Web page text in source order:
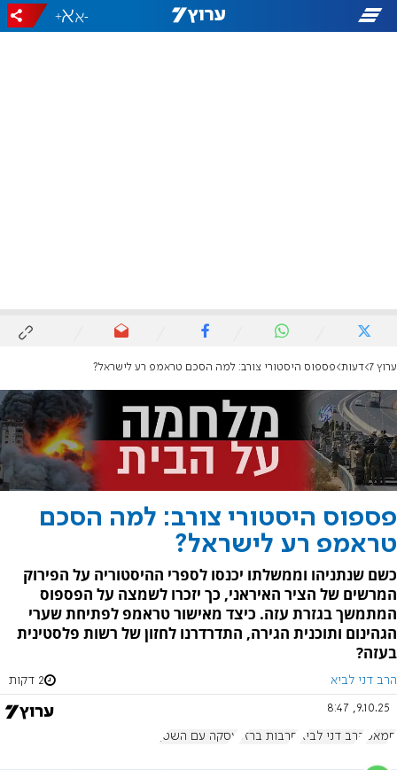
-
+
ערוץ 7 דעות פספוס היסטורי צורב: למה הסכם טראמפ רע לישראל?
פספוס היסטורי צורב: למה הסכם
טראמפ רע לישראל?
כשם שנתניהו וממשלתו יכנסו לספרי ההיסטוריה על הפירוק
המרשים של הציר האיראני, כך יזכרו לשמצה על הפספוס
המתמשך בגזרת עזה. כיצד מאישור טראמפ לפתיחת שערי
הגהינום ותוכנית הגירה, התדרדרנו לחזון של רשות פלסטינית
בעזה?
הרב דני לביא 2 דקות
9.10.25, 8:47
חמאס הרב דני לביא חרבות ברזל עסקה עם השטן